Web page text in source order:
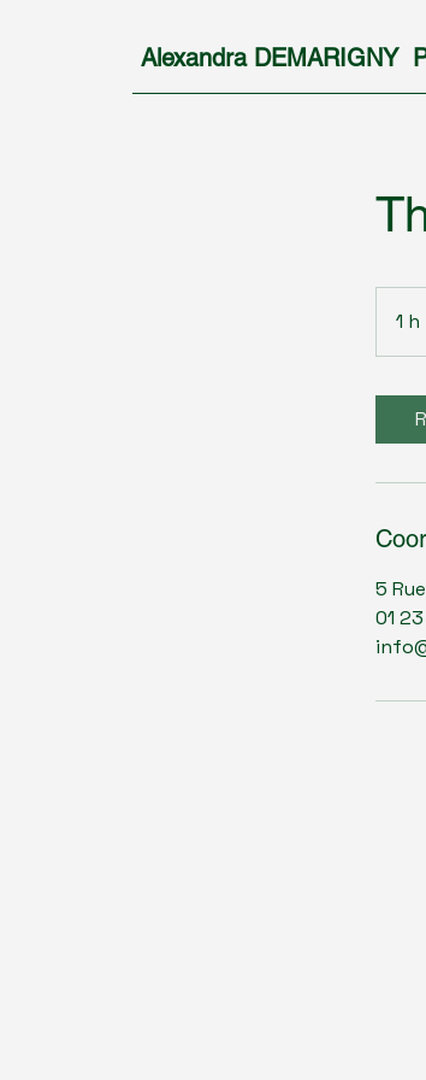
Alexandra DEMARIGNY
1 h
5
01